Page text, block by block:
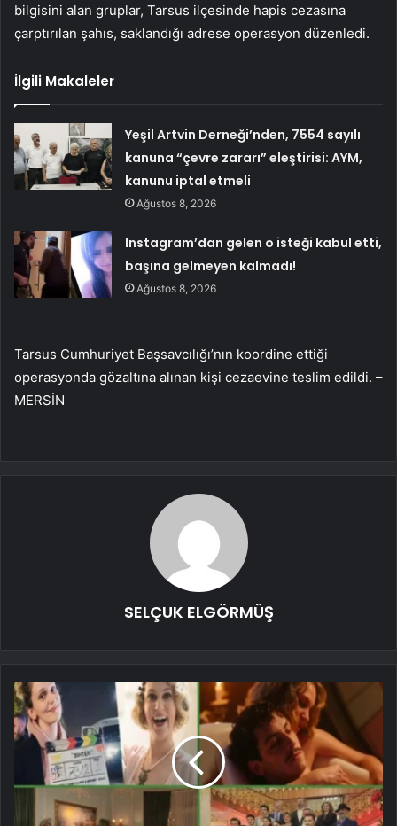
bilgisini alan gruplar, Tarsus ilçesinde hapis cezasına
çarptırılan şahıs, saklandığı adrese operasyon düzenledi.
İlgili Makaleler
Yeşil Artvin Derneği’nden, 7554 sayılı
kanuna “çevre zararı” eleştirisi: AYM,
kanunu iptal etmeli
Ağustos 8, 2026
Instagram’dan gelen o isteği kabul etti,
başına gelmeyen kalmadı!
Ağustos 8, 2026
Tarsus Cumhuriyet Başsavcılığı’nın koordine ettiği
operasyonda gözaltına alınan kişi cezaevine teslim edildi. –
MERSİN
SELÇUK ELGÖRMÜŞ